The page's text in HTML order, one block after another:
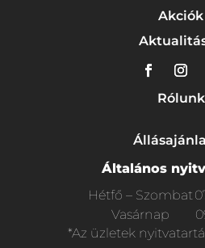
Akciók
Rólunk
Általános
Hétfő – Szombat
Vasárnap
*Az üzletek